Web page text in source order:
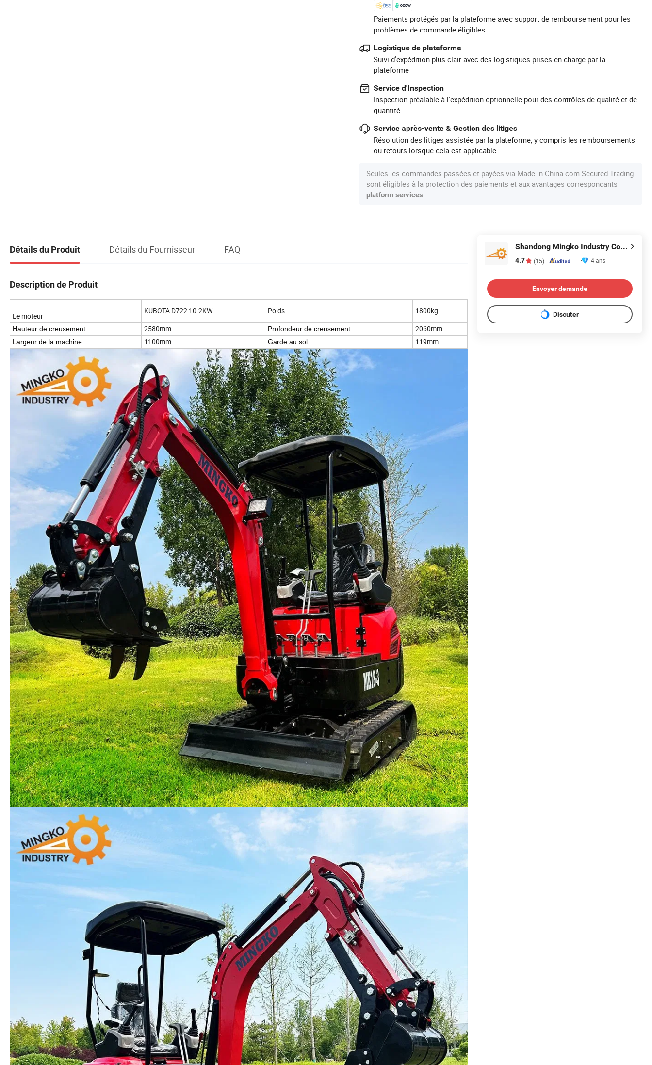
Paiements protégés par la plateforme avec support de remboursement pour les
problèmes de commande éligibles
Logistique de plateforme
Suivi d'expédition plus clair avec des logistiques prises en charge par la
plateforme
Service d'Inspection
Inspection préalable à l'expédition optionnelle pour des contrôles de qualité et de
quantité
Service après-vente & Gestion des litiges
Résolution des litiges assistée par la plateforme, y compris les remboursements
ou retours lorsque cela est applicable
Seules les commandes passées et payées via Made-in-China.com Secured Trading
sont éligibles à la protection des paiements et aux avantages correspondants
platform services.
Détails du Produit Détails du Fournisseur FAQ
Description de Produit
Le moteur
KUBOTA D722 10.2KW Poids 1800kg
Hauteur de creusement 2580mm Profondeur de creusement 2060mm
Largeur de la machine 1100mm Garde au sol 119mm
Shandong Mingko Industry Corporation
4.7 (15) 4 ans
Envoyer demande
Discuter